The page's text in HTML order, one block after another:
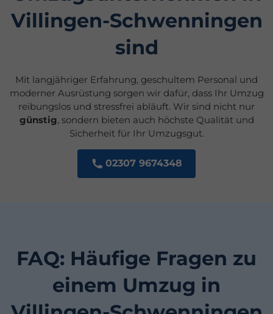
Villingen-Schwenningen
sind
Mit langjähriger Erfahrung, geschultem Personal und
moderner Ausrüstung sorgen wir dafür, dass Ihr Umzug
reibungslos und stressfrei abläuft. Wir sind nicht nur
günstig, sondern bieten auch höchste Qualität und
Sicherheit für Ihr Umzugsgut.
02307 9674348
FAQ: Häufige Fragen zu
einem Umzug in